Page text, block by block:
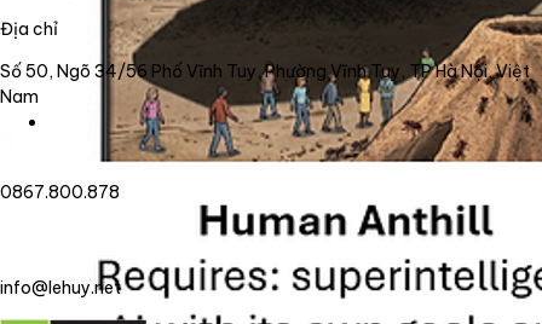
Địa chỉ
Số 50, Ngõ 34/56 Phố Vĩnh Tuy, Phường Vĩnh Tuy, TP Hà Nội, Việt
Nam
0867.800.878
info@lehuy.net